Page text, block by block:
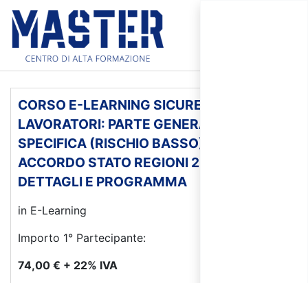
CORSO E-LEARNING SICUREZZA
LAVORATORI: PARTE GENERALE +
SPECIFICA (RISCHIO BASSO) - NUOVO
ACCORDO STATO REGIONI 2025 -
DETTAGLI E PROGRAMMA
in E-Learning
Importo 1° Partecipante:
74,00 € + 22% IVA